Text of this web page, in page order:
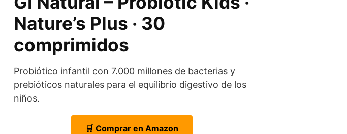
Nature’s Plus · 30
comprimidos
Probiótico infantil con 7.000 millones de bacterias y
prebióticos naturales para el equilibrio digestivo de los
niños.
🛒 Comprar en Amazon